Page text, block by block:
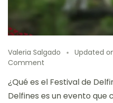
Valeria Salgado Updated
Comment
de
Delfines:
¿Qué es el Festival de
Delfines es un evento que